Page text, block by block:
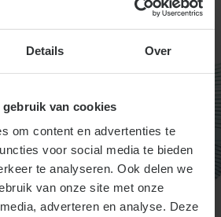
Details Over
gebruik van cookies
om content en advertenties te
voor social media te bieden
te analyseren. Ook delen we
van onze site met onze
adverteren en analyse. Deze